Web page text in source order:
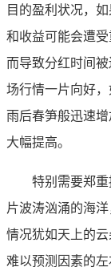
目的盈利状况，
和收益可能会遭
而导致分红时间
场行情一片向好
雨后春笋般迅速
大幅提高。
特别需要郑
片波涛汹涌的海
情况犹如天上的
难以预测因素的